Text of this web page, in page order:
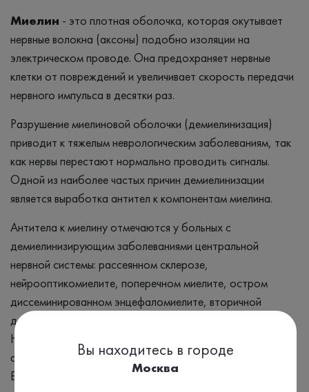
Миелин - это плотная оболочка, которая окутывает
нервные волокна (аксоны) подобно изоляции на
электрическом проводе. Она предохраняет нервные
клетки от повреждений и увеличивает скорость передачи
нервного импульса в десятки раз.
Разрушение миелиновой оболочки (демиелинизация)
приводит к тяжелым неврологическим заболеваниям, так
как нервы перестают нормально проводить сигналы.
Одной из наиболее частых причин демиелинизации
является выработка антител к компонентам миелина.
Антитела к миелину отмечаются у больных с
демиелинизирующим заболеваниями центральной
нервной системы: рассеянном склерозе,
нейрооптикомиелите, поперечном миелите, остром
диссеминированном энцефаломиелите, вторичной
демиелинизации на фоне неврологических заболеваний.
На фоне заболеваний периферической нервной системы
антитела к миелину отмечаются при синдроме Гиейна-
Барре и других полирадикулоневритах.
Вы находитесь в городе
Москва